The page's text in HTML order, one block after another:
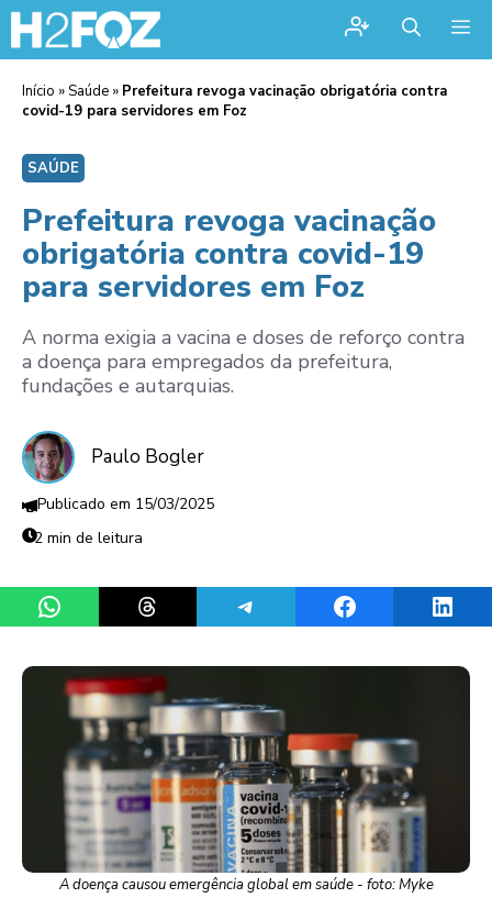
Início »Saúde » Prefeitura revoga vacinação obrigatória contra
covid-19 para servidores em Foz
SAÚDE
Prefeitura revoga vacinação
obrigatória contra covid-19
para servidores em Foz
A norma exigia a vacina e doses de reforço contra
a doença para empregados da prefeitura,
fundações e autarquias.
Paulo Bogler
15/03/2025
2 min de leitura
Share on WhatsAppShare on ThreadsShare on TelegramShare on Facebook
A doença causou emergência global em saúde - foto: Myke